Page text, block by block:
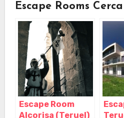
Escape Rooms
Escape Room
Alcorisa (Teruel)